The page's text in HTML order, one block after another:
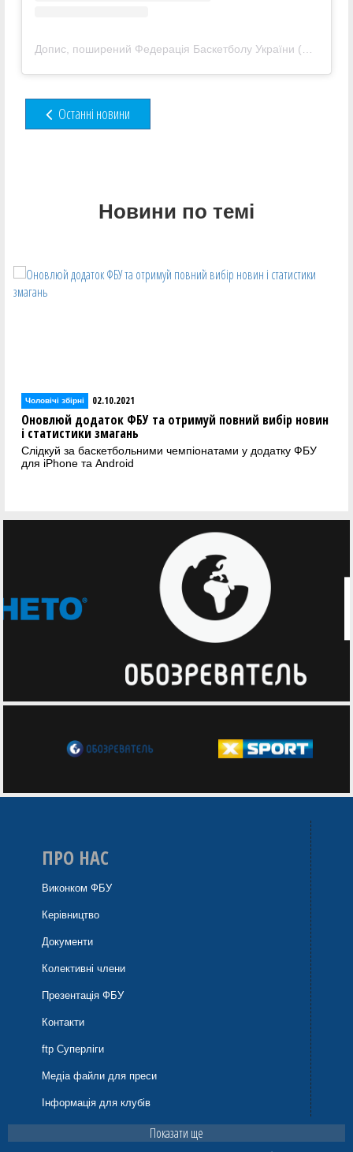
Останні новини
Новини по темі
Чоловічі збірні 02.10.2021
Оновлюй додаток ФБУ та отримуй повний вибір новин
і статистики змагань
Слідкуй за баскетбольними чемпіонатами у додатку ФБУ
для iPhone та Android
ПРО НАС
Виконком ФБУ
Керівництво
Документи
Колективні члени
Презентація ФБУ
Контакти
ftp Суперліги
Медіа файли для преси
Інформація для клубів
Показати ще